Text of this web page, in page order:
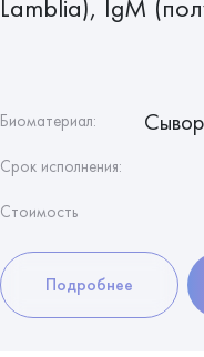
Биоматериал:
Срок исполнения:
Стоимость
Подробнее